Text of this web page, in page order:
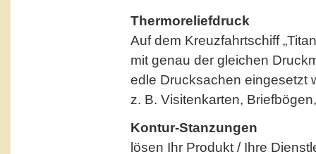
Thermoreliefdruck
Auf dem Kreuzfahrtschiff
mit genau der gleichen
edle Drucksachen eingesetzt
z. B. Visitenkarten,
Kontur-Stanzungen
lösen Ihr Produkt / Ihre